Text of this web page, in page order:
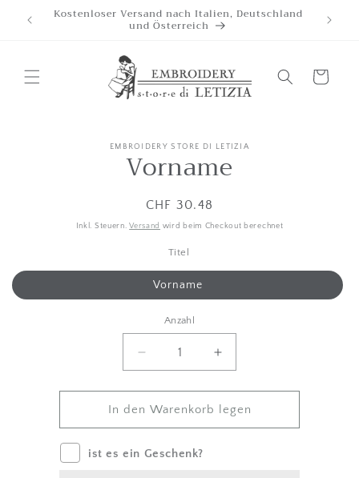
zum
Kostenloser Versand nach Italien, Deutschland
und Österreich
Wir
Wagen
EMBROIDERY STORE DI LETIZIA
Vorname
Listenpreis
CHF 30.48
Inkl. Steuern.Versand wird beim Checkout berechnet
Titel
Vorname
Anzahl
Anzahl
Menge
um
Vorname
verringern
Betrag
für
Vorname
erhöhen
In den Warenkorb legen
ist es ein Geschenk?